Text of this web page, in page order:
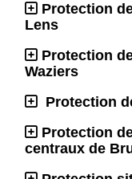
Protection
Lens
Protection
Waziers
Protection
Protection
centraux de